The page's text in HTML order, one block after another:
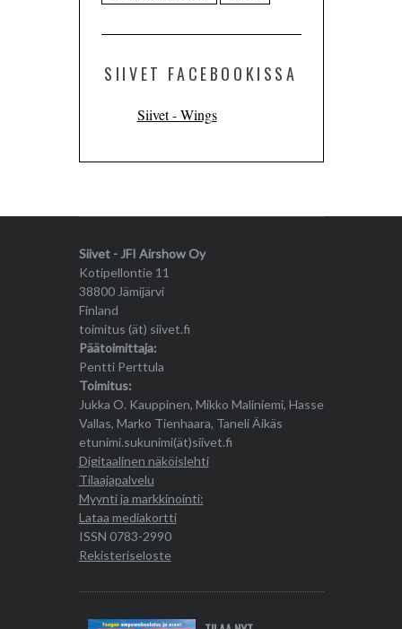
SIIVET FACEBOOKISSA
Siivet - Wings
Siivet - JFI Airshow Oy
Kotipellontie 11
38800 Jämijärvi
Finland
toimitus (ät) siivet.fi
Päätoimittaja:
Pentti Perttula
Toimitus:
Jukka O. Kauppinen, Mikko Maliniemi, Hasse
Vallas, Marko Tienhaara, Taneli Äikäs
etunimi.sukunimi(ät)siivet.fi
Digitaalinen näköislehti
Tilaajapalvelu
Myynti ja markkinointi:
Lataa mediakortti
ISSN 0783-2990
Rekisteriseloste